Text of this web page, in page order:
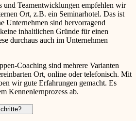
und Teamentwicklungen empfehlen wir
Ort, z.B. ein Seminarhotel. Das ist
Unternehmen sind hervorragend
inhaltlichen Gründe für einen
durchaus auch im Unternehmen
Coaching sind mehrere Varianten
Ort, online oder telefonisch. Mit
wir gute Erfahrungen gemacht. Es
Kennenlernprozess ab.